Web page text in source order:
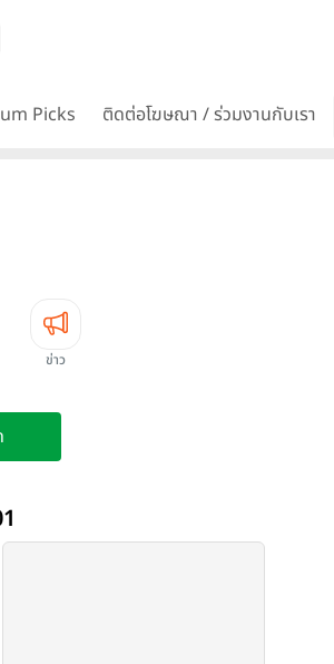
Picks ติดต่อโฆษณา / ร่วมงานกับเรา
ข่าว